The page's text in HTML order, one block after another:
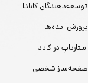
توسعه‌دهندگان کانادا
پرورش ایده‌ها
استارتاپ در کانادا
صفحه‌ساز شخصی